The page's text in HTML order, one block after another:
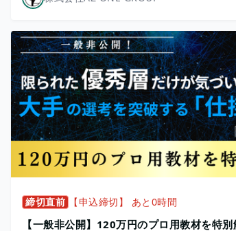
締切直前 【申込締切】 あと0時間
【一般非公開】120万円のプロ用教材を特